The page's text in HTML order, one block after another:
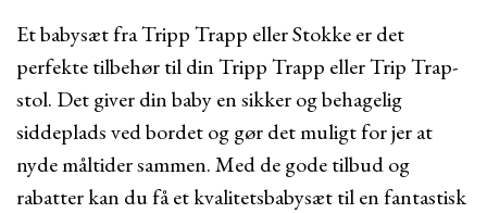
Et babysæt fra Tripp Trapp eller Stokke er det
perfekte tilbehør til din Tripp Trapp eller Trip Trap-
stol. Det giver din baby en sikker og behagelig
siddeplads ved bordet og gør det muligt for jer at
nyde måltider sammen. Med de gode tilbud og
rabatter kan du få et kvalitetsbabysæt til en fantastisk